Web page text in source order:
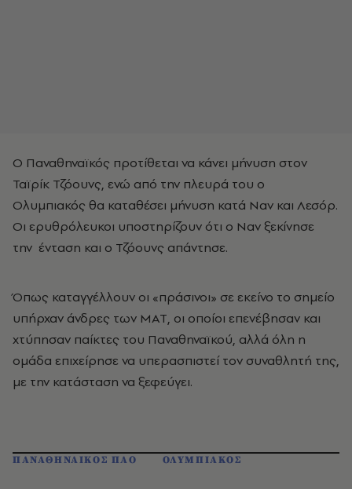
Ο Παναθηναϊκός προτίθεται να κάνει μήνυση στον
Ταϊρίκ Τζόουνς, ενώ από την πλευρά του ο
Ολυμπιακός θα καταθέσει μήνυση κατά Ναν και Λεσόρ.
Οι ερυθρόλευκοι υποστηρίζουν ότι ο Ναν ξεκίνησε
την ένταση και ο Τζόουνς απάντησε.
Όπως καταγγέλλουν οι «πράσινοι» σε εκείνο το σημείο
υπήρχαν άνδρες των ΜΑΤ, οι οποίοι επενέβησαν και
χτύπησαν παίκτες του Παναθηναϊκού, αλλά όλη η
ομάδα επιχείρησε να υπερασπιστεί τον συναθλητή της,
με την κατάσταση να ξεφεύγει.
ΠΑΝΑΘΗΝΑΙΚΟΣ ΠΑΟ ΟΛΥΜΠΙΑΚΟΣ